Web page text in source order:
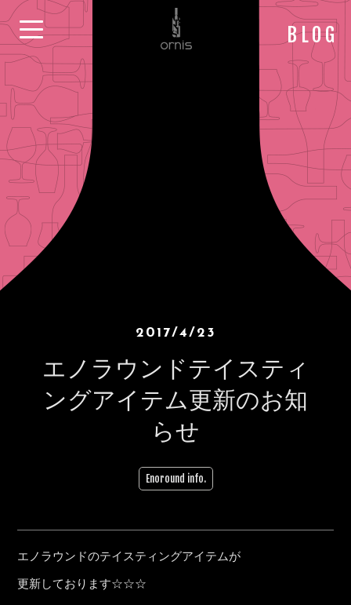
BLOG
2017/4/23
エノラウンドテイスティ
ングアイテム更新のお知
らせ
Enoround info.
エノラウンドのテイスティングアイテムが
更新しております☆☆☆